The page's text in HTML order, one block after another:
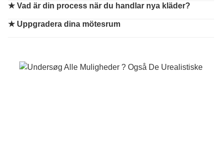
★Vad är din process när du handlar nya kläder?
★ Uppgradera dina mötesrum